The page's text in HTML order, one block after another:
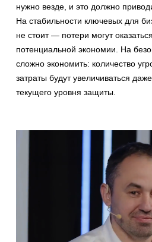
нужно везде, и это должно
На стабильности ключевых для
не стоит — потери могут
потенциальной экономии. На
сложно экономить: количество
затраты будут увеличиваться
текущего уровня защиты.